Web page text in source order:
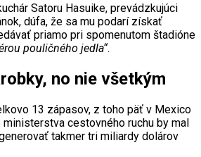
Satoru Hasuike, prevádzkujúci
dúfa, že sa mu podarí získať
priamo pri spomenutom štadióne
pouličného jedla“.
no nie všetkým
13 zápasov, z toho päť v Mexico
cestovného ruchu by mal
takmer tri miliardy dolárov